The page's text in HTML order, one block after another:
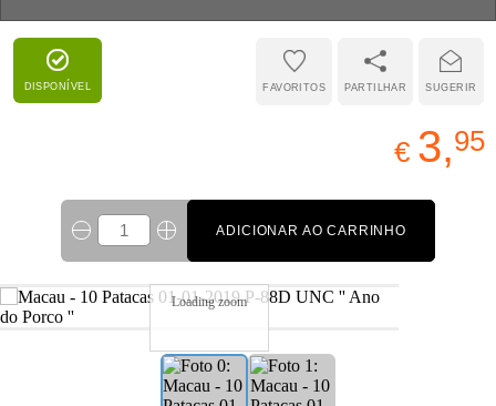
DISPONÍVEL SUGERIR
PARTILHAR
FAVORITOS
€ 3,95
ADICIONAR AO CARRINHO
Loading zoom